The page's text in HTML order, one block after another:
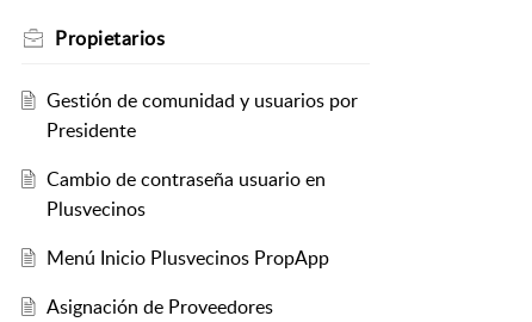
Propietarios
Gestión de comunidad y usuarios por
Presidente
Cambio de contraseña usuario en
Plusvecinos
Menú Inicio Plusvecinos PropApp
Asignación de Proveedores